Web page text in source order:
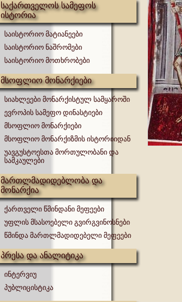
საქართველოს სამეფოს
ისტორია
საისტორიო მატიანეები
საისტორიო ნაშრომები
საისტორიო მოთხრობები
მსოფლიო მონარქიები
სიახლეები მონარქისტულ სამყაროში
ევროპის სამეფო დინასტიები
მსოფლიო მონარქიები
მსოფლიო მონარქიზმის ისტორიიდან
უავგუსტოესთა მორთულობანი და
სამკაულები
მართლმადიდებლობა და
მონარქია
ქართველი წმინდანი მეფეები
უფლის მსასოებელი გვირგვინოსნები
წმინდა მართლმადიდებელი მეფეები
პრესა და ანალიტიკა
ინტერვიუ
პუბლიცისტიკა